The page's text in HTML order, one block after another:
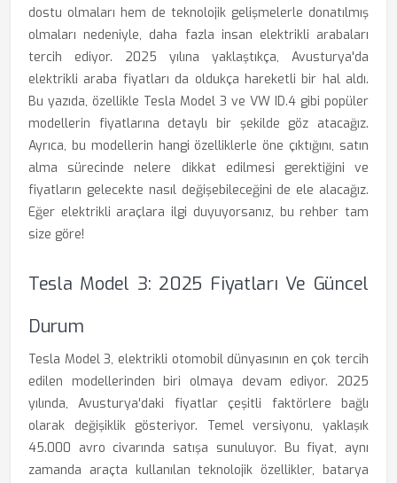
dostu olmaları hem de teknolojik gelişmelerle donatılmış
olmaları nedeniyle, daha fazla insan elektrikli arabaları
tercih ediyor. 2025 yılına yaklaştıkça, Avusturya'da
elektrikli araba fiyatları da oldukça hareketli bir hal aldı.
Bu yazıda, özellikle Tesla Model 3 ve VW ID.4 gibi popüler
modellerin fiyatlarına detaylı bir şekilde göz atacağız.
Ayrıca, bu modellerin hangi özelliklerle öne çıktığını, satın
alma sürecinde nelere dikkat edilmesi gerektiğini ve
fiyatların gelecekte nasıl değişebileceğini de ele alacağız.
Eğer elektrikli araçlara ilgi duyuyorsanız, bu rehber tam
size göre!
Tesla Model 3: 2025 Fiyatları Ve Güncel
Durum
Tesla Model 3, elektrikli otomobil dünyasının en çok tercih
edilen modellerinden biri olmaya devam ediyor. 2025
yılında, Avusturya'daki fiyatlar çeşitli faktörlere bağlı
olarak değişiklik gösteriyor. Temel versiyonu, yaklaşık
45.000 avro civarında satışa sunuluyor. Bu fiyat, aynı
zamanda araçta kullanılan teknolojik özellikler, batarya